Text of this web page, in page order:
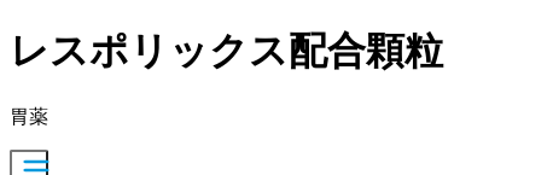
レスポリックス配合顆粒
胃薬